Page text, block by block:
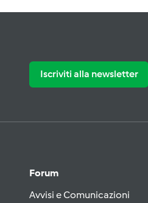
Iscriviti alla newsletter
Forum
Avvisi e Comunicazioni